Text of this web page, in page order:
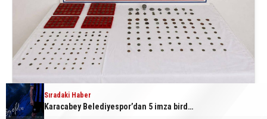
Sıradaki Haber
Karacabey Belediyespor’dan 5 imza birden